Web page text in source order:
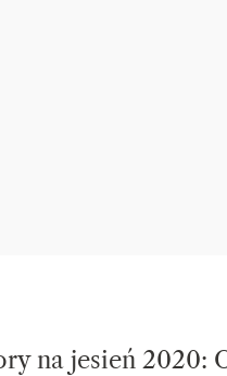
na jesień 2020: